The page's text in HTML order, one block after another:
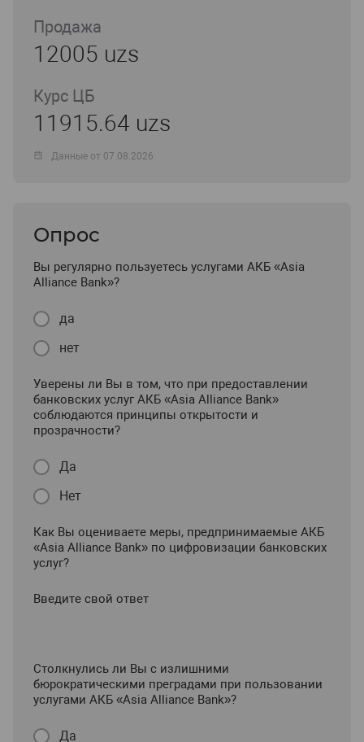
Продажа
12005 uzs
Курс ЦБ
11915.64 uzs
Данные от 07.08.2026
Опрос
Вы регулярно пользуетесь услугами АКБ «Asia
Alliance Bank»?
да
нет
Уверены ли Вы в том, что при предоставлении
банковских услуг АКБ «Asia Alliance Bank»
соблюдаются принципы открытости и
прозрачности?
Да
Нет
Как Вы оцениваете меры, предпринимаемые АКБ
«Asia Alliance Bank» по цифровизации банковских
услуг?
Введите свой ответ
Столкнулись ли Вы с излишними
бюрократическими преградами при пользовании
услугами АКБ «Asia Alliance Bank»?
Да